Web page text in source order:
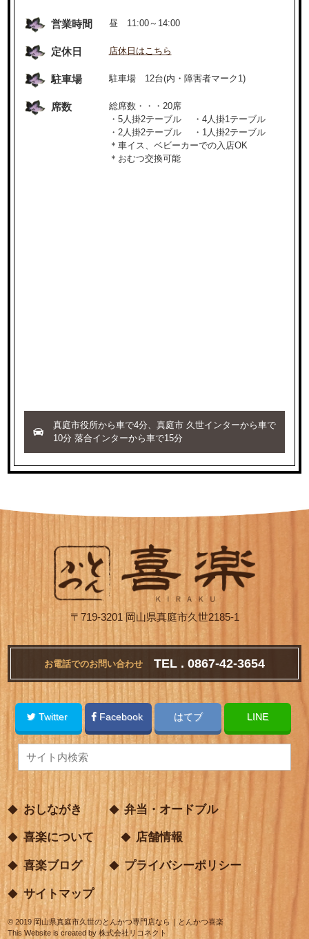
営業時間 昼 11:00～14:00
定休日 店休日はこちら
駐車場 駐車場 12台(内・障害者マーク1)
席数
総席数・・・20席
・5人掛2テーブル ・4人掛1テーブル
・2人掛2テーブル ・1人掛2テーブル
＊車イス、ベビーカーでの入店OK
＊おむつ交換可能
真庭市役所から車で4分、真庭市 久世インターから車で
10分 落合インターから車で15分
〒719-3201 岡山県真庭市久世2185-1
お電話でのお問い合わせ TEL . 0867-42-3654
Twitter Facebook はてブ LINE
おしながき 弁当・オードブル
喜楽について 店舗情報
喜楽ブログ プライバシーポリシー
サイトマップ
©2019 岡山県真庭市久世のとんかつ専門店なら｜とんかつ喜楽
This Website is created by株式会社リコネクト